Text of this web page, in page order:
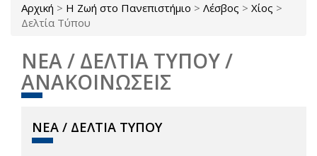
Είστε εδώ
Αρχική > Η Ζωή στο Πανεπιστήμιο > Λέσβος > Χίος >
Δελτία Τύπου
ΝΕΑ / ΔΕΛΤΙΑ ΤΥΠΟΥ /
ΑΝΑΚΟΙΝΩΣΕΙΣ
ΝΕΑ / ΔΕΛΤΙΑ ΤΥΠΟΥ